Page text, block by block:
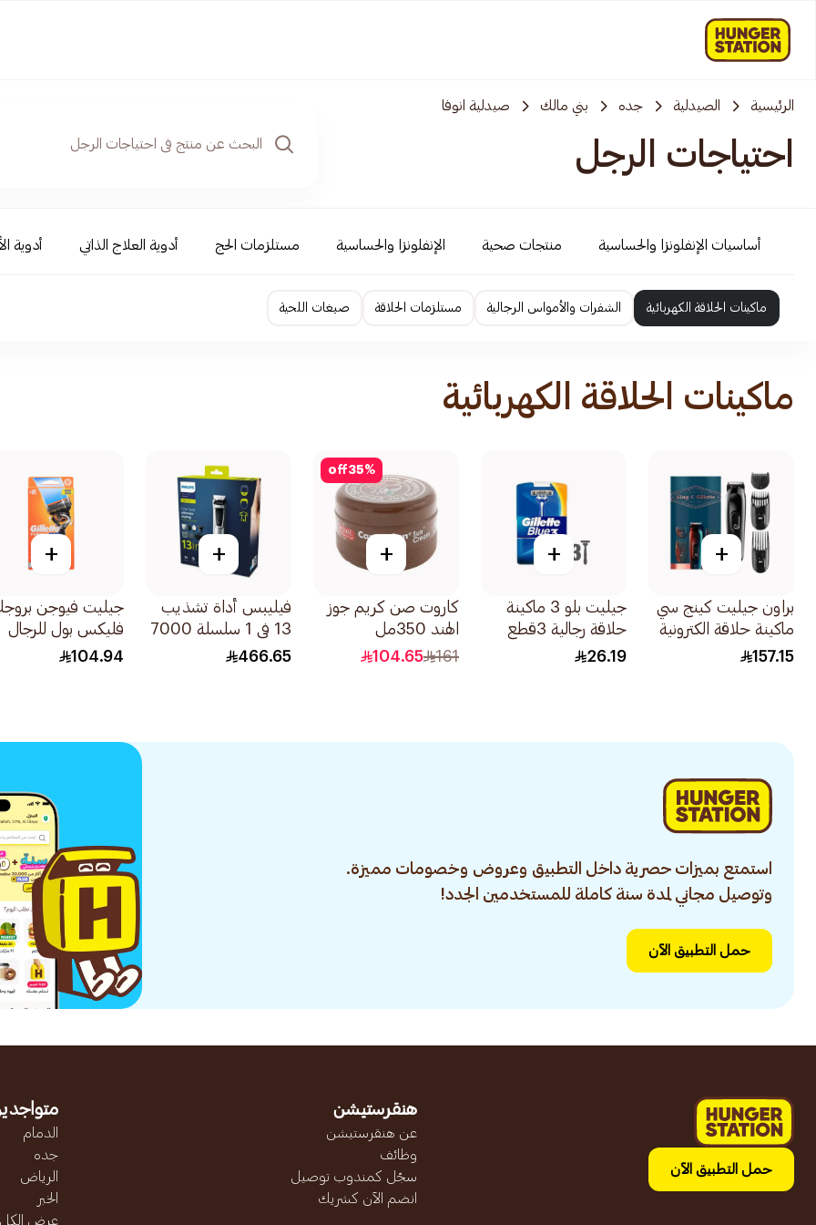
الرئيسية الصيدلية جده بني مالك صيدلية انوفا
احتياجات الرجل
أساسيات الإنفلونزا والحساسية منتجات صحية الإنفلونزا والحساسية مستلزمات الحج أدوية العلاج الذاتي أدوية
ماكينات الحلاقة الكهربائية الشفرات والأمواس الرجالية مستلزمات الحلاقة صبغات اللحية
ماكينات الحلاقة الكهربائية
+
براون جيليت كينج سي
ماكينة حلاقة الكترونية
1قطعة
157.15
+
جيليت بلو 3 ماكينة
حلاقة رجالية 3قطع
26.19
35%
off
+
كاروت صن كريم جوز
الهند 350مل
161
104.65
+
فيليبس أداة تشذيب
13 في 1 سلسلة 7000
1قطعة
466.65
+
جيليت فيوجن
فليكس بول للرجال
مقبض ماكينة
104.94
استمتع بميزات حصرية داخل التطبيق وعروض وخصومات مميزة.
وتوصيل مجاني لمدة سنة كاملة للمستخدمين الجدد!
حمل التطبيق الآن
حمل التطبيق الآن
هنقرستيشن
عن هنقرستيشن
وظائف
سجّل كمندوب توصيل
انضم الآن كشريك
الدمام
جده
الرياض
الخبر
عرض